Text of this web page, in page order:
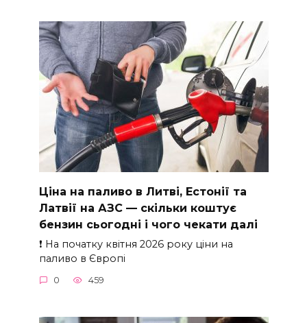
Ціна на паливо в Литві, Естонії та
Латвії на АЗС — скільки коштує
бензин сьогодні і чого чекати далі
❗ На початку квітня 2026 року ціни на
паливо в Європі
0 459